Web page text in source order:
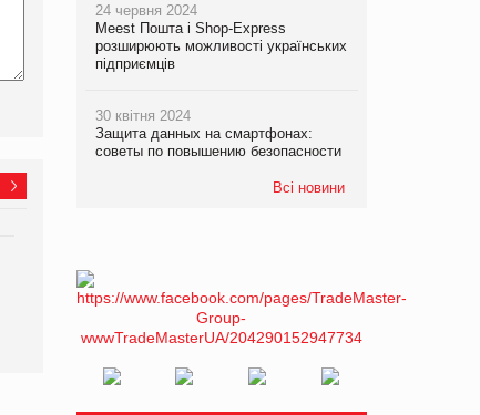
кампанію «Хто б знав» про
асортимент, якого покупці
не очікують побачити на
платформі
24 червня 2024
Meest Пошта і Shop-Express
розширюють можливості українських
підприємців
30 квітня 2024
Защита данных на смартфонах:
советы по повышению безопасности
Всі новини